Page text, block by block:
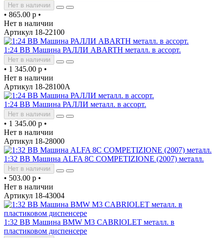
Нет в наличии
• 865.00 р •
Нет в наличии
Артикул 18-22100
1:24 BB Машина РАЛЛИ ABARTH металл. в ассорт.
Нет в наличии
• 1 345.00 р •
Нет в наличии
Артикул 18-28100A
1:24 BB Машина РАЛЛИ металл. в ассорт.
Нет в наличии
• 1 345.00 р •
Нет в наличии
Артикул 18-28000
1:32 BB Машина ALFA 8C COMPETIZIONE (2007) металл.
Нет в наличии
• 503.00 р •
Нет в наличии
Артикул 18-43004
1:32 BB Машина BMW M3 CABRIOLET металл. в
пластиковом диспенсере